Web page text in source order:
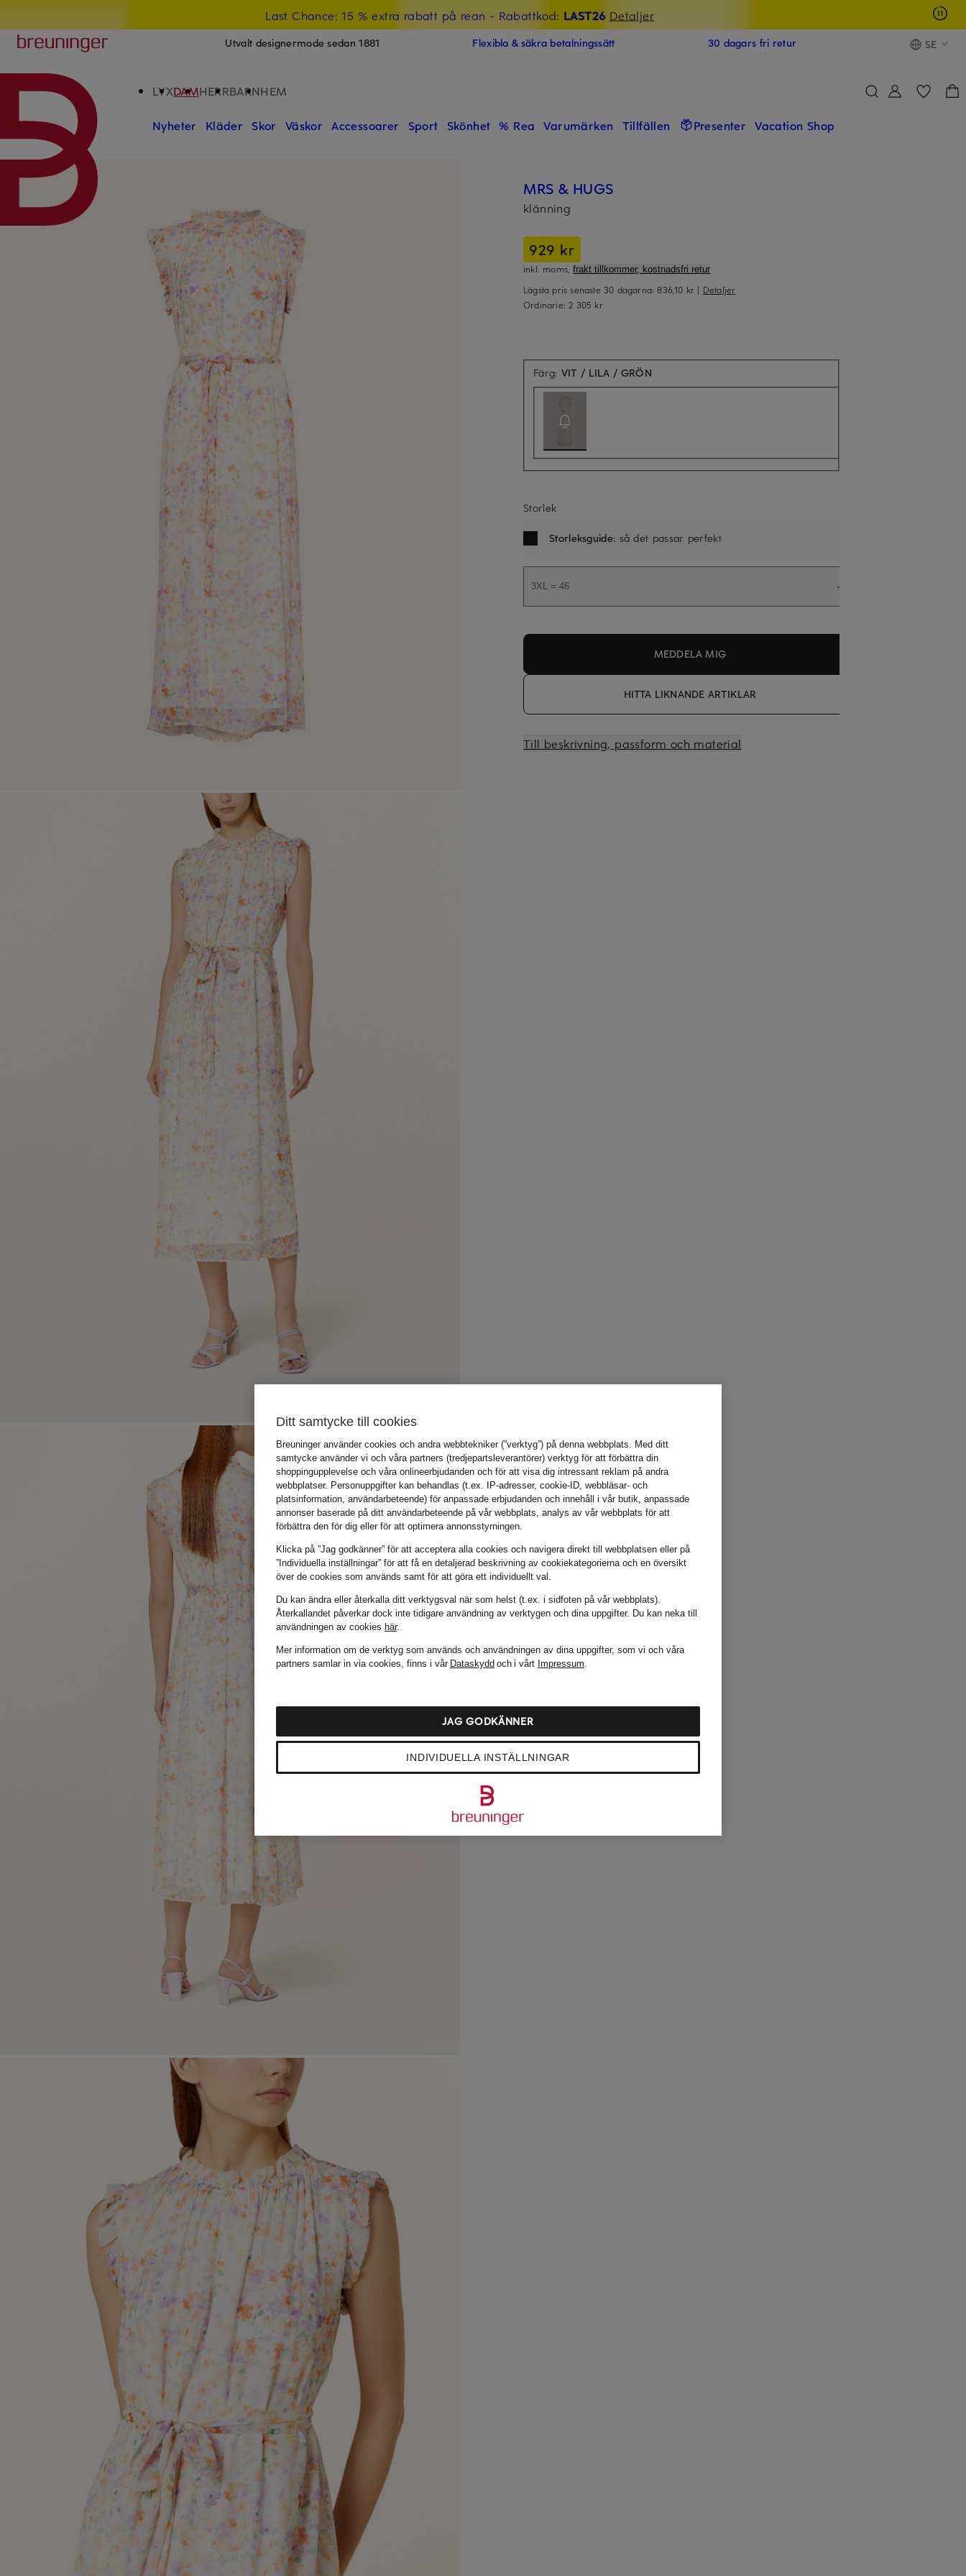
Last Chance: 15 % extra rabatt på rean - Rabattkod: LAST26 Detaljer
Breuninger
Utvalt designermode sedan 1881 Flexibla & säkra betalningssätt 30 dagars fri retur SE
LYXDAMHERRBARNHEM
Nyheter Kläder Skor Väskor Accessoarer Sport Skönhet % Rea Varumärken Tillfällen Presenter Vacation Shop
MRS & HUGS
klänning
929 kr
inkl. moms,frakt tillkommer, kostnadsfri retur
Lägsta pris senaste 30 dagarna:836,10 kr | Detaljer
Ordinarie:2 305 kr
Färg: VIT / LILA / GRÖNFinns för närvarande ej i lager
Storlek
Storleksguide: så det passar perfekt
3XL = 46
MEDDELA MIG
HITTA LIKNANDE ARTIKLAR
Till beskrivning, passform och material
Ditt samtycke till cookies
Breuninger använder cookies och andra webbtekniker (”verktyg”) på denna webbplats. Med ditt
samtycke använder vi och våra partners (tredjepartsleverantörer) verktyg för att förbättra din
shoppingupplevelse och våra onlineerbjudanden och för att visa dig intressant reklam på andra
webbplatser. Personuppgifter kan behandlas (t.ex. IP-adresser, cookie-ID, webbläsar- och
platsinformation, användarbeteende) för anpassade erbjudanden och innehåll i vår butik, anpassade
annonser baserade på ditt användarbeteende på vår webbplats, analys av vår webbplats för att
förbättra den för dig eller för att optimera annonsstyrningen.
Klicka på ”Jag godkänner” för att acceptera alla cookies och navigera direkt till webbplatsen eller på
”Individuella inställningar” för att få en detaljerad beskrivning av cookiekategorierna och en översikt
över de cookies som används samt för att göra ett individuellt val.
Du kan ändra eller återkalla ditt verktygsval när som helst (t.ex. i sidfoten på vår webbplats).
Återkallandet påverkar dock inte tidigare användning av verktygen och dina uppgifter. Du kan neka till
användningen av cookies här.
Mer information om de verktyg som används och användningen av dina uppgifter, som vi och våra
partners samlar in via cookies, finns i vår Dataskydd och i vårt Impressum.
INDIVIDUELLA INSTÄLLNINGAR
JAG GODKÄNNER